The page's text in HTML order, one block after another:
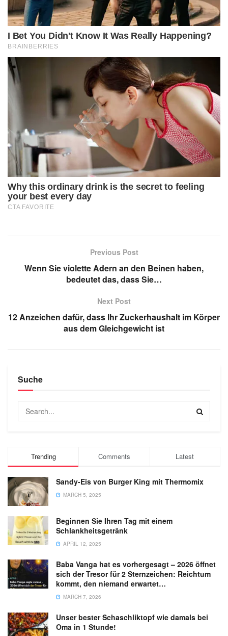
Previous Post
Wenn Sie violette Adern an den Beinen haben,
bedeutet das, dass Sie…
Next Post
12 Anzeichen dafür, dass Ihr Zuckerhaushalt im Körper
aus dem Gleichgewicht ist
Suche
Trending Comments Latest
Sandy-Eis von Burger King mit Thermomix
MARCH 5, 2025
Beginnen Sie Ihren Tag mit einem
Schlankheitsgetränk
APRIL 12, 2025
Baba Vanga hat es vorhergesagt – 2026 öffnet
sich der Tresor für 2 Sternzeichen: Reichtum
kommt, den niemand erwartet…
MARCH 7, 2026
Unser bester Schaschliktopf wie damals bei
Oma in 1 Stunde!